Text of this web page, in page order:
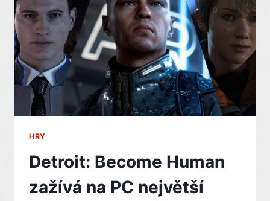
AKCE
HRY
Detroit: Become Human
zažívá na PC největší